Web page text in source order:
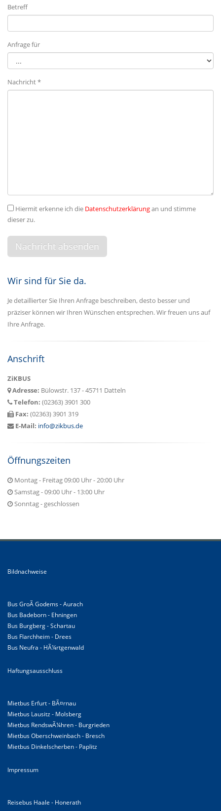
Betreff
Anfrage für
Nachricht *
Hiermit erkenne ich die Datenschutzerklärungan und stimme
dieser zu.
Wir sind für Sie da.
Je detaillierter Sie Ihren Anfrage beschreiben, desto besser und
präziser können wir Ihren Wünschen entsprechen. Wir freuen uns auf
Ihre Anfrage.
Anschrift
ZiKBUS
Adresse: Bülowstr. 137 - 45711 Datteln
Telefon: (02363) 3901 300
Fax: (02363) 3901 319
E-Mail: info@zikbus.de
Öffnungszeiten
Montag - Freitag 09:00 Uhr - 20:00 Uhr
Samstag - 09:00 Uhr - 13:00 Uhr
Sonntag - geschlossen
Bildnachweise
Bus GroÃ Godems - Aurach
Bus Badeborn - Ehningen
Bus Burgberg - Schartau
Bus Flarchheim - Drees
Bus Neufra - HÃ¼rtgenwald
Haftungsausschluss
Mietbus Erfurt - BÃ¤rnau
Mietbus Lausitz - Molsberg
Mietbus RendswÃ¼hren - Burgrieden
Mietbus Oberschweinbach - Bresch
Mietbus Dinkelscherben - Paplitz
Impressum
Reisebus Haale - Honerath